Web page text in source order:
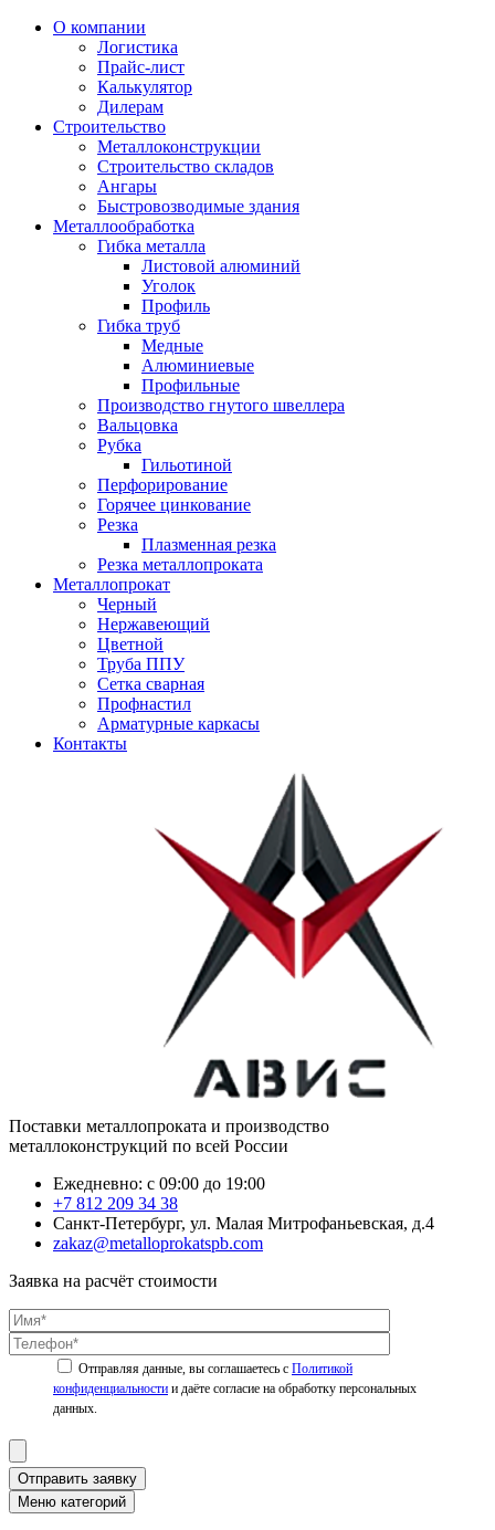
О компании
Логистика
Прайс-лист
Калькулятор
Дилерам
Строительство
Металлоконструкции
Строительство складов
Ангары
Быстровозводимые здания
Металлообработка
Гибка металла
Листовой алюминий
Уголок
Профиль
Гибка труб
Медные
Алюминиевые
Профильные
Производство гнутого швеллера
Вальцовка
Рубка
Гильотиной
Перфорирование
Горячее цинкование
Резка
Плазменная резка
Резка металлопроката
Металлопрокат
Черный
Нержавеющий
Цветной
Труба ППУ
Сетка сварная
Профнастил
Арматурные каркасы
Контакты
Поставки металлопроката и производство
металлоконструкций по всей России
Ежедневно: с 09:00 до 19:00
+7 812 209 34 38
Санкт-Петербург, ул. Малая Митрофаньевская, д.4
zakaz@metalloprokatspb.com
Заявка на расчёт стоимости
Политикой
конфиденциальности
Отправить заявку
Меню категорий